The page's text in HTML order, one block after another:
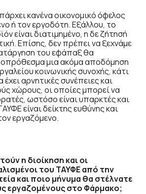
κανένα οικονομικό όφελος
ή τον εργοδότη. Εξάλλου, το
είναι διατιμημένο, η δε ζήτησή
Επίσης, δεν πρέπει να ξεχνάμε
του εφάπαξ θα
μια ακόμα αποδόμηση
κοινωνικής συνοχής, κάτι
αρνητικές συνέπειες και
χώρους, οι οποίες μπορεί να
ωστόσο είναι υπαρκτές και
είναι δείκτης ευθύνης και
εργαζόμενο.
η διοίκηση και οι
του ΤΑΥΦΕ από την
και ποιο μήνυμα θα στέλνατε
εργαζομένους στο Φάρμακο;